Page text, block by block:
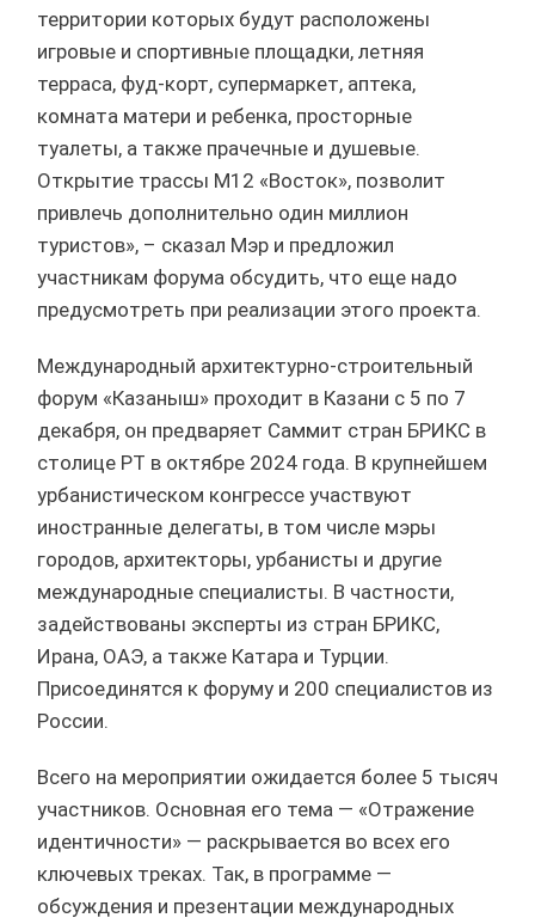
территории которых будут расположены
игровые и спортивные площадки, летняя
терраса, фуд-корт, супермаркет, аптека,
комната матери и ребенка, просторные
туалеты, а также прачечные и душевые.
Открытие трассы М12 «Восток», позволит
привлечь дополнительно один миллион
туристов», – сказал Мэр и предложил
участникам форума обсудить, что еще надо
предусмотреть при реализации этого проекта.
Международный архитектурно-строительный
форум «Казаныш» проходит в Казани с 5 по 7
декабря, он предваряет Саммит стран БРИКС в
столице РТ в октябре 2024 года. В крупнейшем
урбанистическом конгрессе участвуют
иностранные делегаты, в том числе мэры
городов, архитекторы, урбанисты и другие
международные специалисты. В частности,
задействованы эксперты из стран БРИКС,
Ирана, ОАЭ, а также Катара и Турции.
Присоединятся к форуму и 200 специалистов из
России.
Всего на мероприятии ожидается более 5 тысяч
участников. Основная его тема — «Отражение
идентичности» — раскрывается во всех его
ключевых треках. Так, в программе —
обсуждения и презентации международных